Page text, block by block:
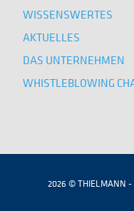
WISSENSWERTES
AKTUELLES
DAS UNTERNEHMEN
WHISTLEBLOWING
2026 © THIELMANN -